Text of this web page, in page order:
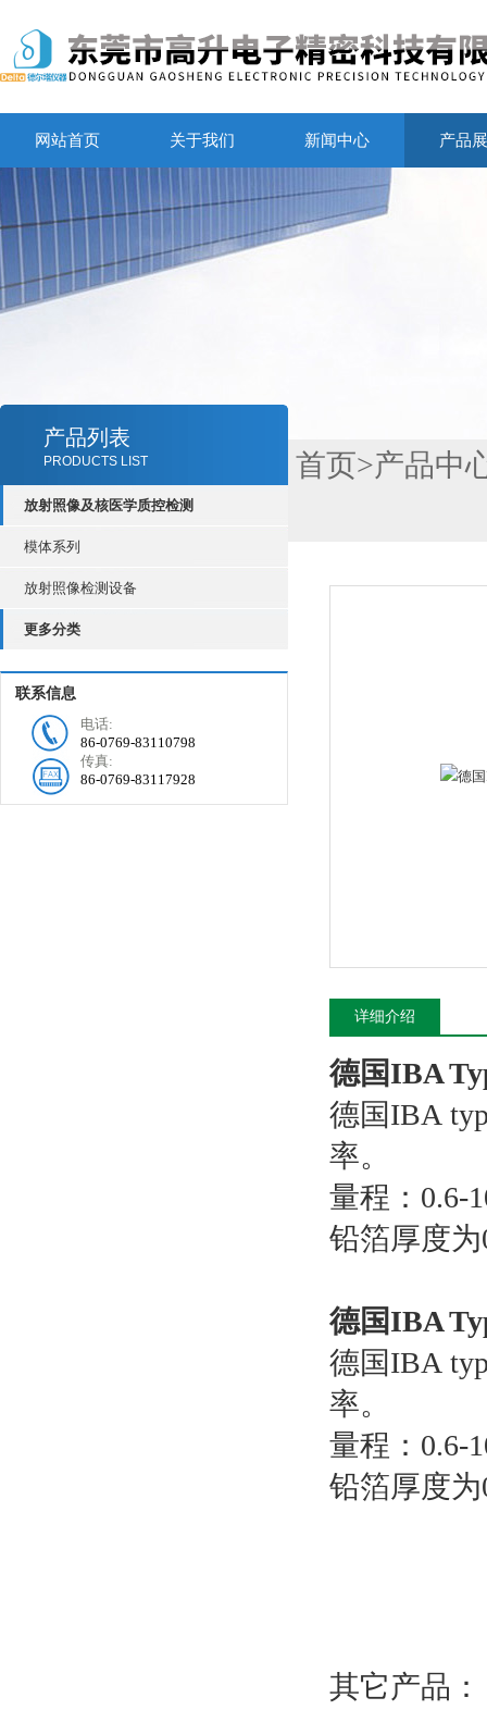
网站首页 关于我们 新闻中心 产品
产品列表
PRODUCTS LIST
放射照像及核医学质控检测
模体系列
放射照像检测设备
更多分类
联系信息
电话:
86-0769-83110798
传真:
86-0769-83117928
首页>产品中
详细介绍
德国IBA
德国IBA
率。
量程：0.6-
铅箔厚度为
德国IBA
德国IBA
率。
量程：0.6-
铅箔厚度为
其它产品：